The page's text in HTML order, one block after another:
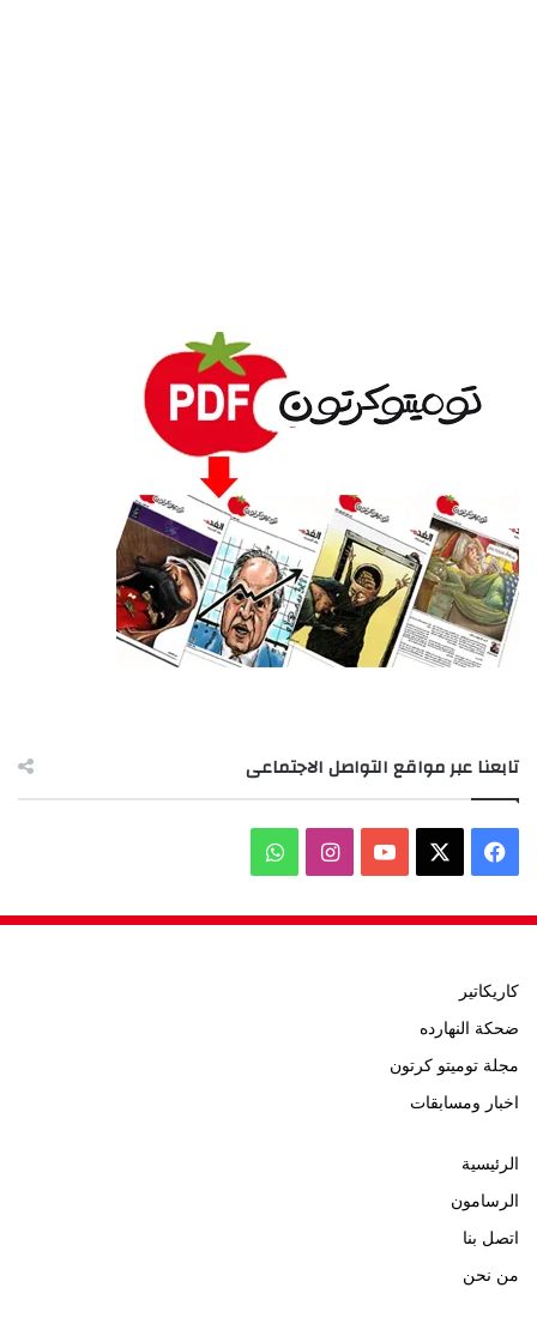
تابعنا عبر مواقع التواصل الاجتماعى
فيسبوك ‫YouTubeانستقرامواتساب
كاريكاتير
ضحكة النهارده
مجلة توميتو كرتون
اخبار ومسابقات
الرئيسية
الرسامون
اتصل بنا
من نحن